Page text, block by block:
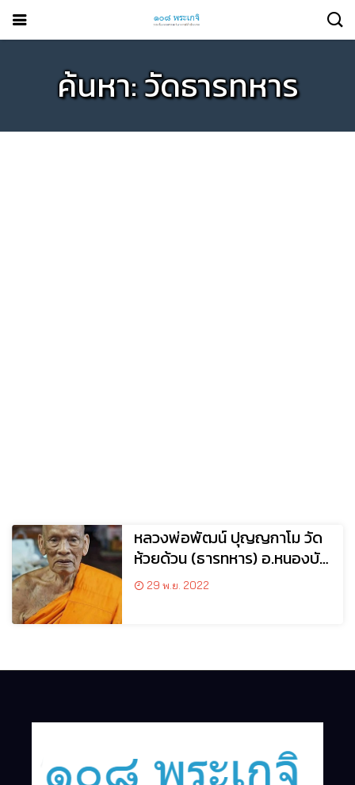
ค้นหา: วัดธารทหาร
หลวงพ่อพัฒน์ ปุญญกาโม วัด
ห้วยด้วน (ธารทหาร) อ.หนองบัว
จ.นครสวรรค์
29 พ.ย. 2022